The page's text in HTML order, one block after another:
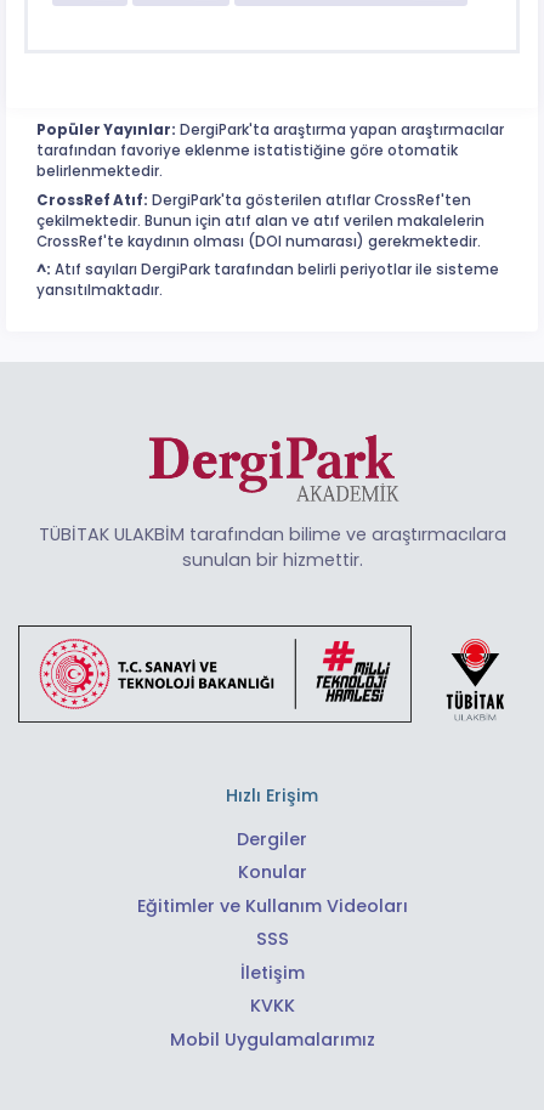
Popüler Yayınlar: DergiPark'ta araştırma yapan araştırmacılar
tarafından favoriye eklenme istatistiğine göre otomatik
belirlenmektedir.
CrossRef Atıf: DergiPark'ta gösterilen atıflar CrossRef'ten
çekilmektedir. Bunun için atıf alan ve atıf verilen makalelerin
CrossRef'te kaydının olması (DOI numarası) gerekmektedir.
^: Atıf sayıları DergiPark tarafından belirli periyotlar ile sisteme
yansıtılmaktadır.
TÜBİTAK ULAKBİM tarafından bilime ve araştırmacılara
sunulan bir hizmettir.
Hızlı Erişim
Dergiler
Konular
Eğitimler ve Kullanım Videoları
SSS
İletişim
KVKK
Mobil Uygulamalarımız